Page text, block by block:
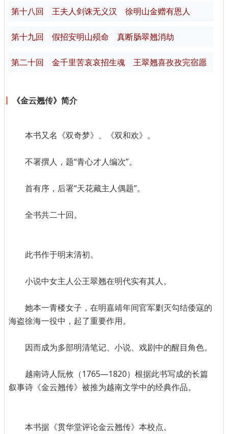
第十八回 王夫人剑诛无义汉 徐明山金赠有恩人
第十九回 假招安明山殒命 真断肠翠翘消劫
第二十回 金千里苦哀哀招生魂 王翠翘喜孜孜完宿愿
《金云翘传》简介
本书又名《双奇梦》、《双和欢》。
不署撰人，题“青心才人编次”。
首有序，后署“天花藏主人偶题”。
全书共二十回。
此书作于明末清初。
小说中女主人公王翠翘在明代实有其人。
她本一青楼女子，在明嘉靖年间官军剿灭勾结倭寇的
海盗徐海一役中，起了重要作用。
因而成为多部明清笔记、小说、戏剧中的醒目角色。
越南诗人阮攸（1765—1820）根据此书写成的长篇
叙事诗《金云翘传》被推为越南文学中的经典作品。
本书据《贯华堂评论金云翘传》本校点。